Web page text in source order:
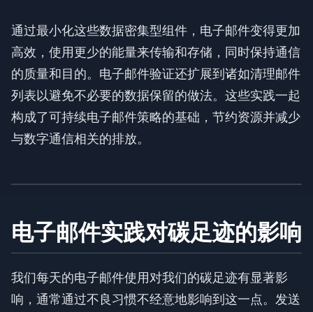
通过最小化这些数据密集型组件，电子邮件变得更加
高效，使用更少的能量来传输和存储，同时保持通信
的质量和目的。电子邮件验证还扩展到诸如清理邮件
列表以避免不必要的数据保留的做法。这些实践一起
构成了可持续电子邮件策略的基础，节约资源并减少
与数字通信相关的排放。
电子邮件实践对碳足迹的影响
我们每天的电子邮件使用对我们的碳足迹有显著影
响，通常通过不良习惯不经意地影响到这一点。发送